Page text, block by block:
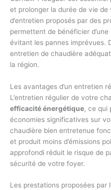
et prolonger la durée de vie
d’entretien proposés par des
permettent de bénéficier
évitant les pannes imprévues.
entretien de chaudière
la région.
Les avantages d’un entretien
L’entretien régulier de votre
efficacité énergétique, ce qui
économies significatives sur
chaudière bien entretenue
et produit moins d’émissions
approfondi réduit le risque de
sécurité de votre foyer.
Les prestations proposées